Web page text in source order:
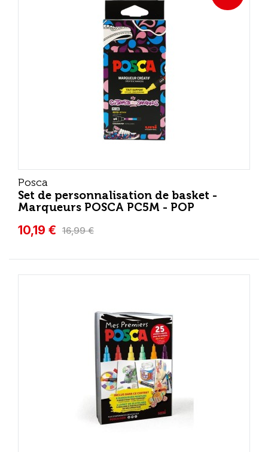
Posca
Set de personnalisation de basket -
Marqueurs POSCA PC5M - POP
10,19 € 16,99 €